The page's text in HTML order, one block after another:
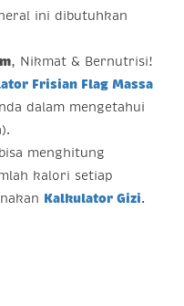
ini dibutuhkan
, Nikmat & Bernutrisi!
Frisian Flag Massa
dalam mengetahui
menghitung
kalori setiap
Kalkulator Gizi.